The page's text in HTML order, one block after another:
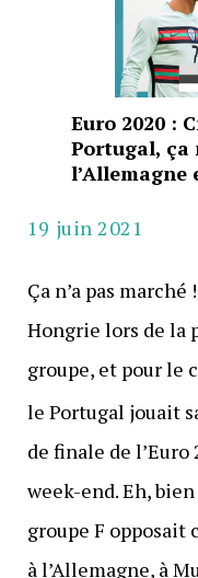
Euro 2020 :
Portugal, ça
19 juin 2021
Ça n’a pas
Hongrie lors de la
groupe, et pour le
le Portugal jouait
de finale de
week-end. Eh,
groupe F opposait
à l’Allemagne, à